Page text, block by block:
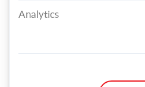
Analytics